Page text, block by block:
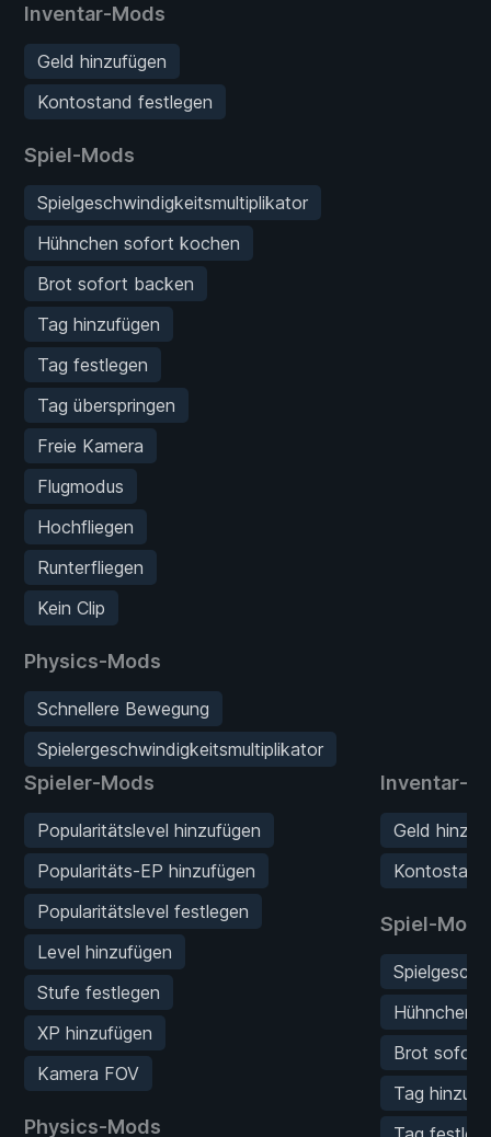
Inventar-Mods
Geld hinzufügen
Kontostand festlegen
Spiel-Mods
Spielgeschwindigkeitsmultiplikator
Hühnchen sofort kochen
Brot sofort backen
Tag hinzufügen
Tag festlegen
Tag überspringen
Freie Kamera
Flugmodus
Hochfliegen
Runterfliegen
Kein Clip
Physics-Mods
Schnellere Bewegung
Spielergeschwindigkeitsmultiplikator
Spieler-Mods
Popularitätslevel hinzufügen
Popularitäts-EP hinzufügen
Popularitätslevel festlegen
Level hinzufügen
Stufe festlegen
XP hinzufügen
Kamera FOV
Physics-Mods
Inventar-
Geld
Spiel-Mods
Hühnchen
Brot sofort
Tag